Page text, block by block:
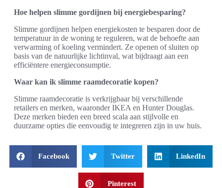
Hoe helpen slimme gordijnen bij energiebesparing?
Slimme gordijnen helpen energiekosten te besparen door de
temperatuur in de woning te reguleren, wat de behoefte aan
verwarming of koeling vermindert. Ze openen of sluiten op
basis van de natuurlijke lichtinval, wat bijdraagt aan een
efficiëntere energieconsumptie.
Waar kan ik slimme raamdecoratie kopen?
Slimme raamdecoratie is verkrijgbaar bij verschillende
retailers en merken, waaronder IKEA en Hunter Douglas.
Deze merken bieden een breed scala aan stijlvolle en
duurzame opties die eenvoudig te integreren zijn in uw huis.
Facebook Twitter LinkedIn
Pinterest